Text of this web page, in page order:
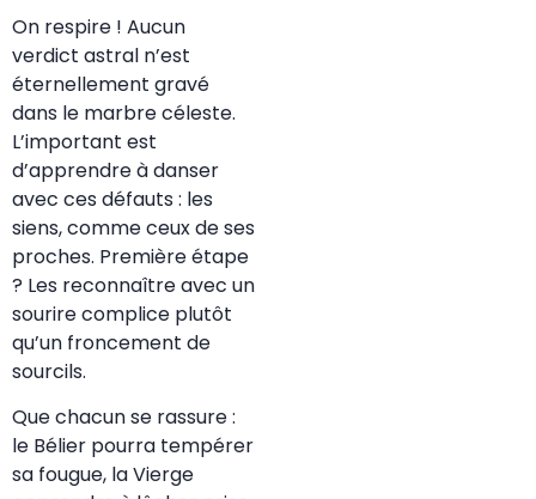
On respire ! Aucun
verdict astral n’est
éternellement gravé
dans le marbre céleste.
L’important est
d’apprendre à danser
avec ces défauts : les
siens, comme ceux de ses
proches. Première étape
? Les reconnaître avec un
sourire complice plutôt
qu’un froncement de
sourcils.
Que chacun se rassure :
le Bélier pourra tempérer
sa fougue, la Vierge